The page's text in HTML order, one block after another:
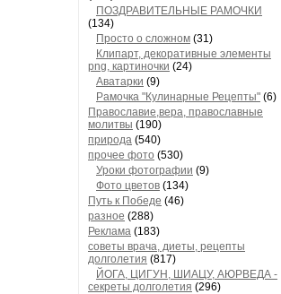
ПОЗДРАВИТЕЛЬНЫЕ РАМОЧКИ
(134)
Просто о сложном (31)
Клипарт, декоративные элементы
png, картиночки (24)
Аватарки (9)
Рамочка "Кулинарные Рецепты" (6)
Православие,вера, православные
молитвы (190)
природа (540)
прочее фото (530)
Уроки фотографии (9)
Фото цветов (134)
Путь к Победе (46)
разное (288)
Реклама (183)
советы врача, диеты, рецепты
долголетия (817)
ЙОГА, ЦИГУН, ШИАЦУ, АЮРВЕДА -
секреты долголетия (296)